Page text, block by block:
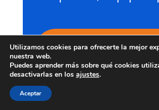
Solicitar información
Utilizamos cookies para ofrecerte la mejor
nuestra web.
Puedes aprender más sobre qué cookies
desactivarlas en los ajustes.
Aceptar